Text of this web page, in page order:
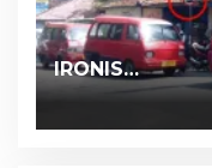
IRONIS…